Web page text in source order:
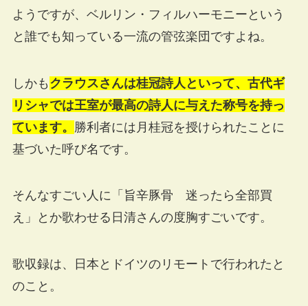
ようですが、ベルリン・フィルハーモニーという
と誰でも知っている一流の管弦楽団ですよね。
しかも クラウスさんは桂冠詩人といって、古代ギ
リシャでは王室が最高の詩人に与えた称号を持っ
ています。
勝利者には月桂冠を授けられたことに
基づいた呼び名です。
そんなすごい人に「旨辛豚骨 迷ったら全部買
え」とか歌わせる日清さんの度胸すごいです。
歌収録は、日本とドイツのリモートで行われたと
のこと。